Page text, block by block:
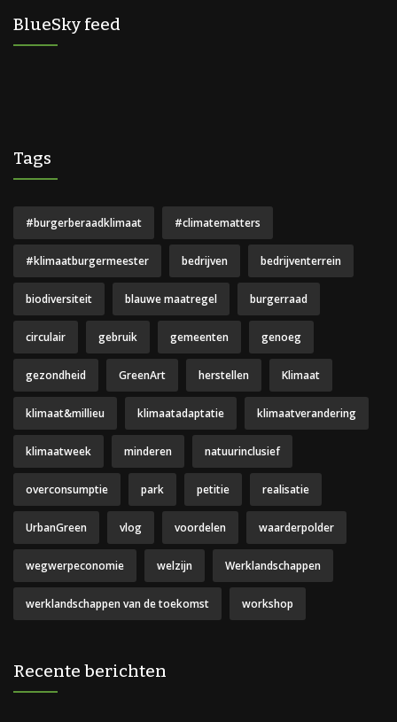
BlueSky feed
Tags
#burgerberaadklimaat #climatematters
#klimaatburgermeester bedrijven bedrijventerrein
biodiversiteit blauwe maatregel burgerraad
circulair gebruik gemeenten genoeg
gezondheid GreenArt herstellen Klimaat
klimaat&millieu klimaatadaptatie klimaatverandering
klimaatweek minderen natuurinclusief
overconsumptie park petitie realisatie
UrbanGreen vlog voordelen waarderpolder
wegwerpeconomie welzijn Werklandschappen
werklandschappen van de toekomst workshop
Recente berichten